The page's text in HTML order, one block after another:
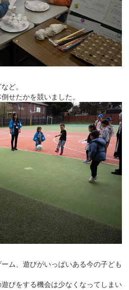
ど。
せたかを競いました。
ム、遊びがいっぱいある今の子ども
びをする機会は少なくなってしまい